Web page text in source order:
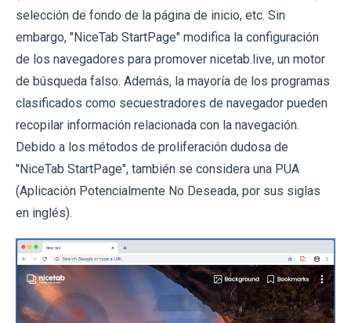
selección de fondo de la página de inicio, etc. Sin
embargo, "NiceTab StartPage" modifica la configuración
de los navegadores para promover nicetab.live, un motor
de búsqueda falso. Además, la mayoría de los programas
clasificados como secuestradores de navegador pueden
recopilar información relacionada con la navegación.
Debido a los métodos de proliferación dudosa de
"NiceTab StartPage", también se considera una PUA
(Aplicación Potencialmente No Deseada, por sus siglas
en inglés).